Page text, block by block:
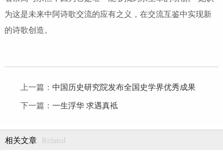
为这是未来中阿诗歌交流的应有之义，在交流互鉴中实现新
的诗歌创造。
上一篇： 中国历史研究院发布全国史学界优秀成果
下一篇： 一生浮华 求遇真袛
相关文章 Related